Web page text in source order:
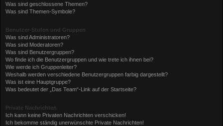
Was sind geschlossene Themen?
Was sind Themen-Symbole?
Benutzer-Stufen und Gruppen
Was sind Administratoren?
Was sind Moderatoren?
Was sind Benutzergruppen?
Wo finde ich die Benutzergruppen und wie trete ich ihnen bei?
Wie werde ich Gruppenleiter?
Weshalb werden verschiedene Benutzergruppen farbig dargestellt?
Was ist eine Hauptgruppe?
Was bedeutet der „Das Team“-Link auf der Startseite?
Private Nachrichten
Ich kann keine Privaten Nachrichten verschicken!
Ich bekomme ständig unerwünschte Private Nachrichten!